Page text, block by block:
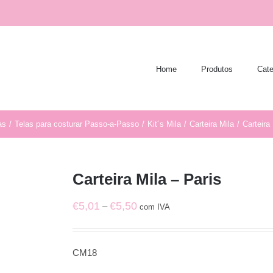
Home Produtos
/ Telas para costurar Passo-a-Passo / Kit´s Mila / Carteira Mila / Carteira
Carteira Mila – Paris
€5,01 – €5,50 Price
com IVA
CM18